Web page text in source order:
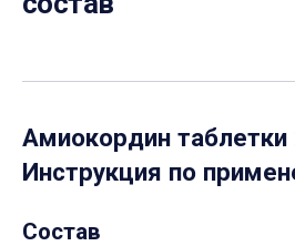
Амиокордин таблетки
Инструкция по
Состав